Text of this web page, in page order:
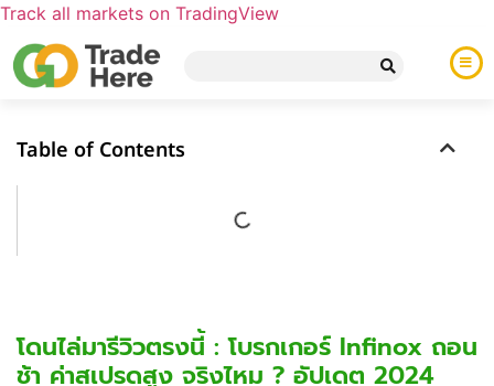
Track all markets on TradingView
Table of Contents
โดนไล่มารีวิวตรงนี้ : โบรกเกอร์ Infinox ถอน
ช้า ค่าสเปรดสูง จริงไหม ? อัปเดต 2024